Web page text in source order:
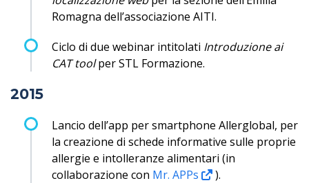
Romagna dell’associazione AITI.
Ciclo di due webinar intitolati Introduzione ai
CAT toolper STL Formazione.
2015
Lancio dell’app per smartphone Allerglobal, per
la creazione di schede informative sulle proprie
allergie e intolleranze alimentari (in
collaborazione con Mr. APPs
).